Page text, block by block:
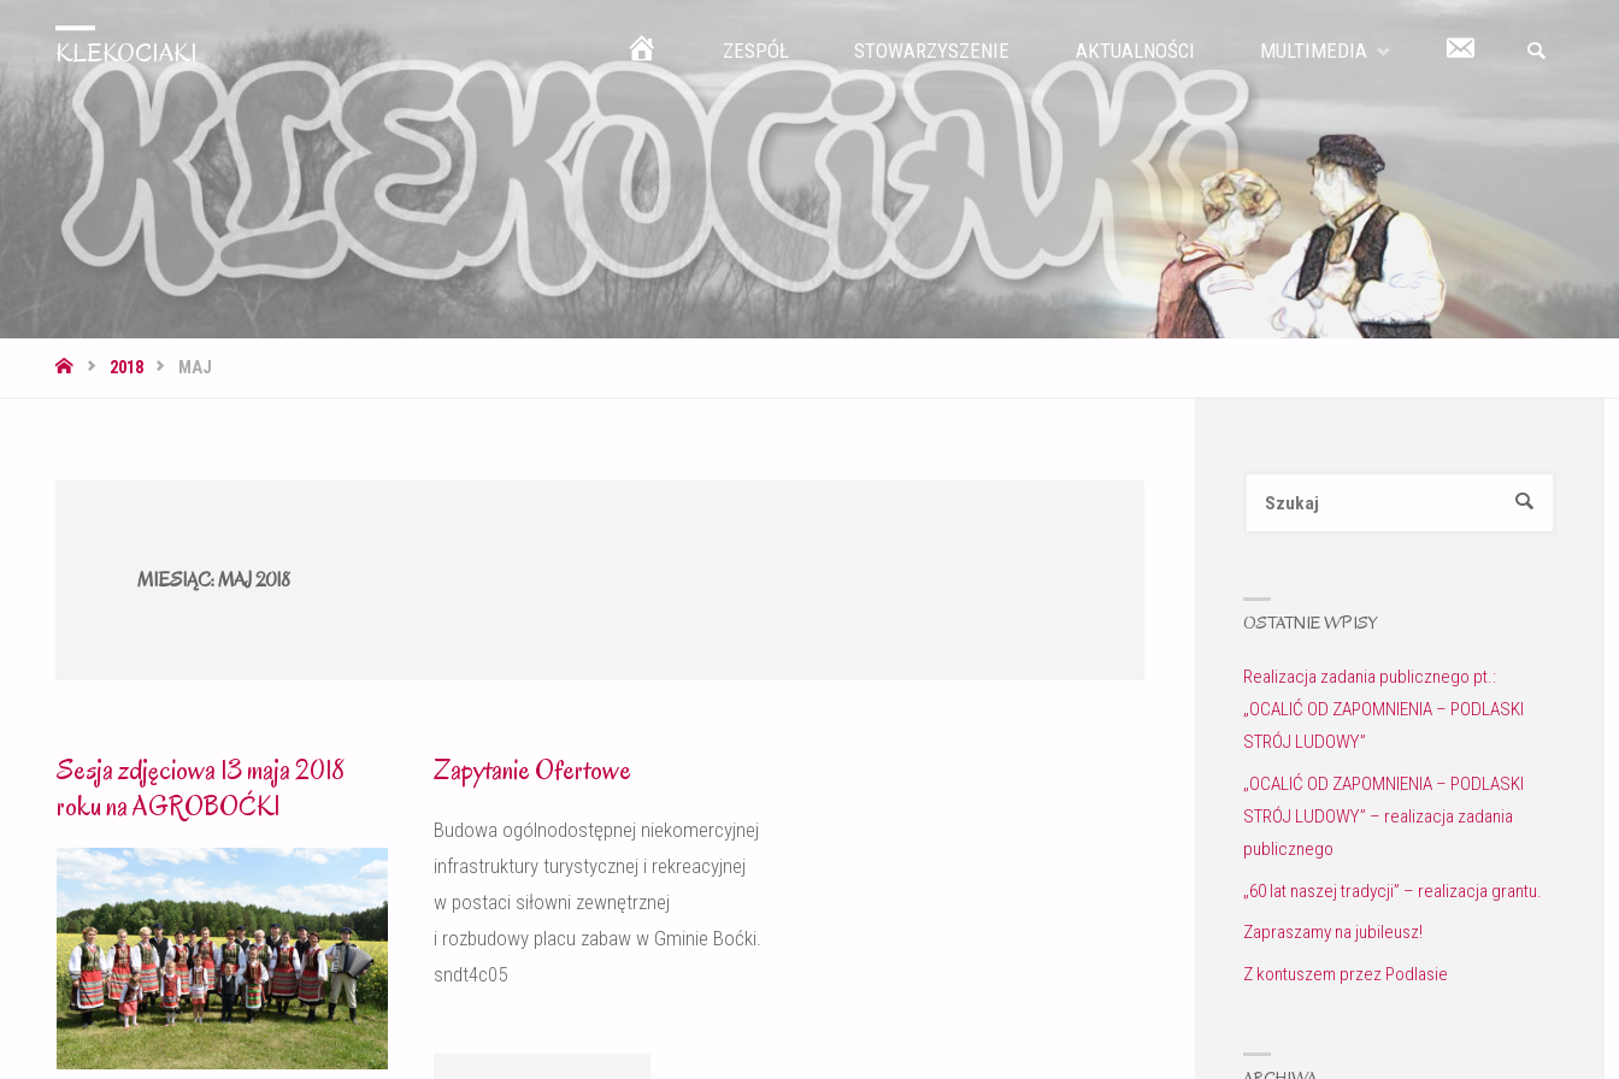
KLEKOCIAKI
Przejdź
treści
GŁÓWNA ZESPÓŁ STOWARZYSZENIE AKTUALNOŚCI MULTIMEDIA KONTAKT
STRONA
2018 MAJ
MIESIĄC:MAJ 2018
Sesja zdjęciowa 13 maja 2018
roku na AGROBOĆKI
Zapytanie Ofertowe
Budowa ogólnodostępnej niekomercyjnej
infrastruktury turystycznej i rekreacyjnej
w postaci siłowni zewnętrznej
i rozbudowy placu zabaw w Gminie Boćki.
sndt4c05
SZUKAJ
OSTATNIE WPISY
Realizacja zadania publicznego pt.:
„OCALIĆ OD ZAPOMNIENIA – PODLASKI
STRÓJ LUDOWY”
„OCALIĆ OD ZAPOMNIENIA – PODLASKI
STRÓJ LUDOWY” – realizacja zadania
publicznego
„60 lat naszej tradycji” – realizacja grantu.
Zapraszamy na jubileusz!
Z kontuszem przez Podlasie